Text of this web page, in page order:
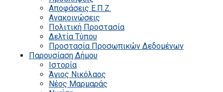
Αποφάσεις Ε.Π.Ζ.
Ανακοινώσεις
Πολιτική Προστασία
Δελτία Τύπου
Προστασία Προσωπικών Δεδομένων
Παρουσίαση Δήμου
Ιστορία
Άγιος Νικόλαος
Νέος Μαρμαράς